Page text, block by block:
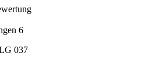
6
037